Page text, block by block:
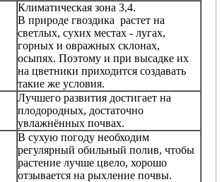
Климатическая зона 3,4.
В природе гвоздика растет на
светлых, сухих местах - лугах,
горных и овражных склонах,
осыпях. Поэтому и при высадке их
на цветники приходится создавать
такие же условия.
Лучшего развития достигает на
плодородных, достаточно
увлажнённых почвах.
В сухую погоду необходим
регулярный обильный полив, чтобы
растение лучше цвело, хорошо
отзывается на рыхление почвы.